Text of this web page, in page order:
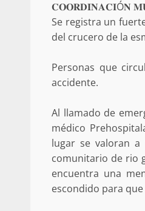
𝐂𝐎𝐎𝐑𝐃𝐈𝐍𝐀𝐂𝐈Ó𝐍
Se registra un
del crucero de la
Personas que
accidente.
Al llamado de
médico
lugar se valoran a
comunitario de rio
encuentra una
escondido para